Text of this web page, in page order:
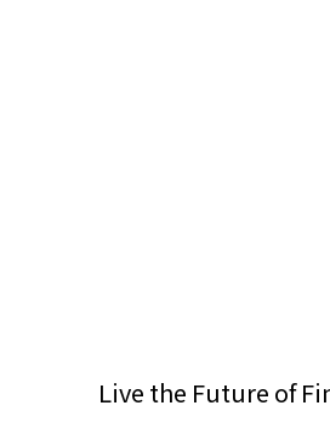
Live the Future of